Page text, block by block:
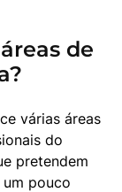
de
várias áreas
do
pretendem
pouco